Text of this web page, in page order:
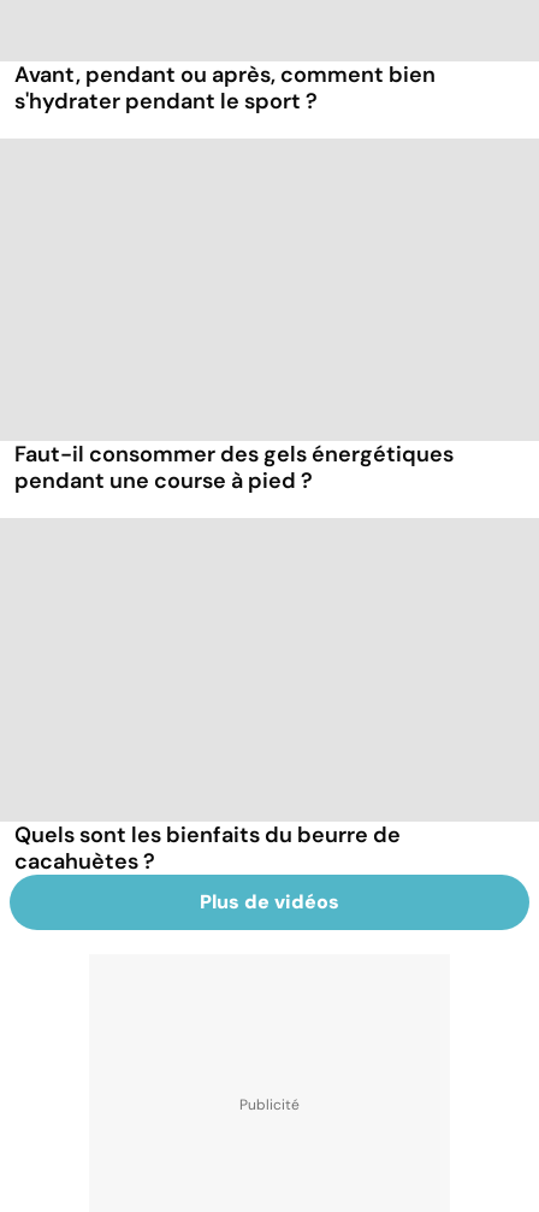
Avant, pendant ou après, comment bien
s'hydrater pendant le sport ?
Faut-il consommer des gels énergétiques
pendant une course à pied ?
Quels sont les bienfaits du beurre de
cacahuètes ?
Plus de vidéos